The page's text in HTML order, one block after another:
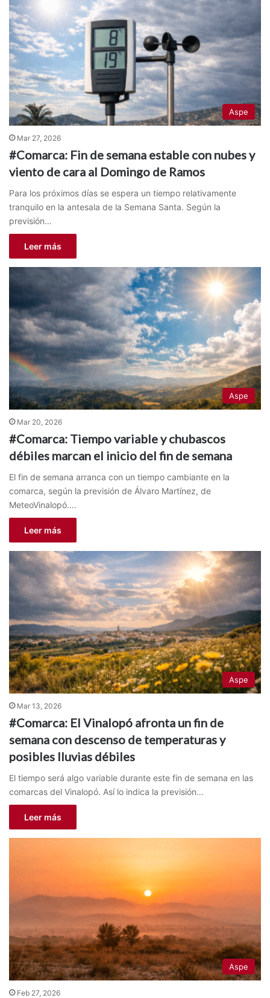
Aspe
Mar 27, 2026
#Comarca: Fin de semana estable con nubes y
viento de cara al Domingo de Ramos
Para los próximos días se espera un tiempo relativamente
tranquilo en la antesala de la Semana Santa. Según la
previsión…
Leer más
Aspe
Mar 20, 2026
#Comarca: Tiempo variable y chubascos
débiles marcan el inicio del fin de semana
El fin de semana arranca con un tiempo cambiante en la
comarca, según la previsión de Álvaro Martínez, de
MeteoVinalopó.…
Leer más
Aspe
Mar 13, 2026
#Comarca: El Vinalopó afronta un fin de
semana con descenso de temperaturas y
posibles lluvias débiles
El tiempo será algo variable durante este fin de semana en las
comarcas del Vinalopó. Así lo indica la previsión…
Leer más
Aspe
Feb 27, 2026